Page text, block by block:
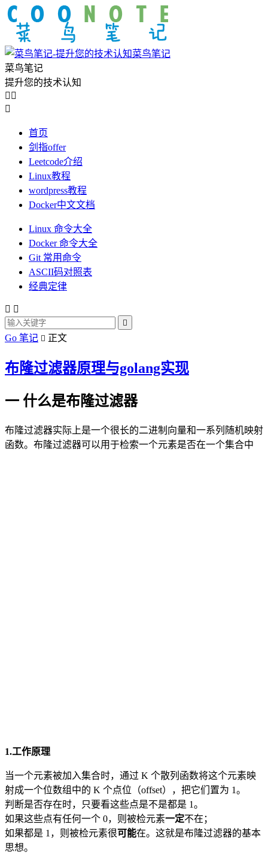
菜鸟笔记
菜鸟笔记
提升您的技术认知
 

首页
剑指offer
Leetcode介绍
Linux教程
wordpress教程
Docker中文文档
Linux 命令大全
Docker 命令大全
Git 常用命令
ASCII码对照表
经典定律
 

Go 笔记  正文
布隆过滤器原理与golang实现
一 什么是布隆过滤器
布隆过滤器实际上是一个很长的二进制向量和一系列随机映射
函数。布隆过滤器可以用于检索一个元素是否在一个集合中
1.工作原理
当一个元素被加入集合时，通过 K 个散列函数将这个元素映
射成一个位数组中的 K 个点位（offset），把它们置为 1。
判断是否存在时，只要看这些点是不是都是 1。
如果这些点有任何一个 0，则被检元素一定不在；
如果都是 1，则被检元素很可能在。这就是布隆过滤器的基本
思想。